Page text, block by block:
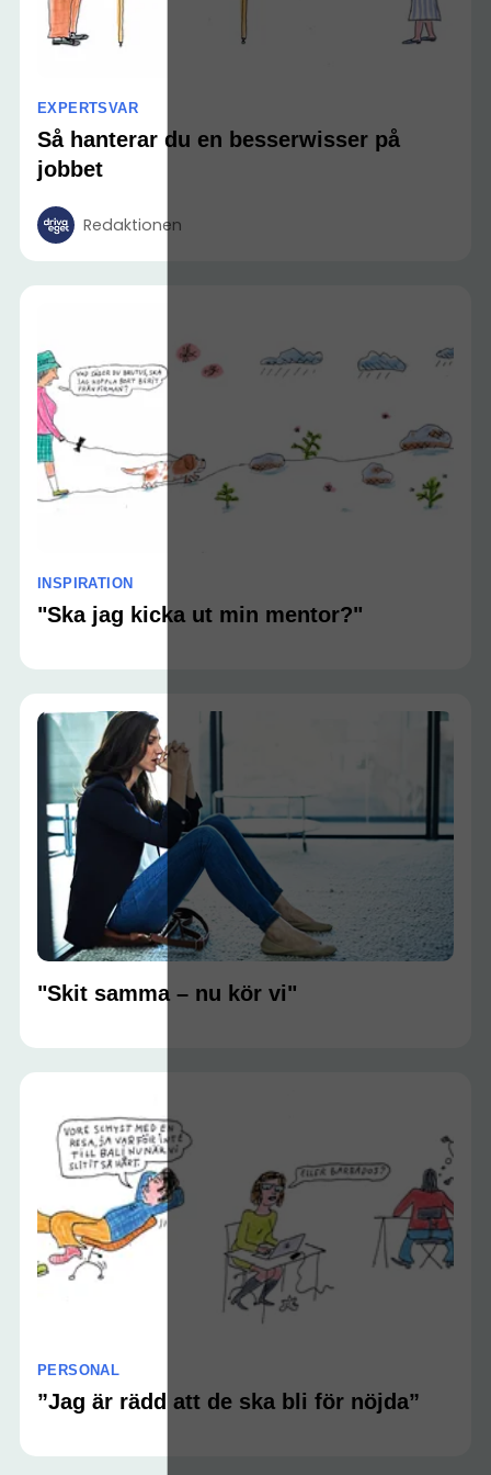
EXPERTSVAR
Så hanterar du en besserwisser på
jobbet
Redaktionen
INSPIRATION
"Ska jag kicka ut min mentor?"
"Skit samma – nu kör vi"
PERSONAL
”Jag är rädd att de ska bli för nöjda”